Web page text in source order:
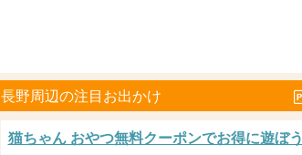
長野周辺の注目お出かけ
猫ちゃん おやつ無料クーポンでお得に遊ぼう